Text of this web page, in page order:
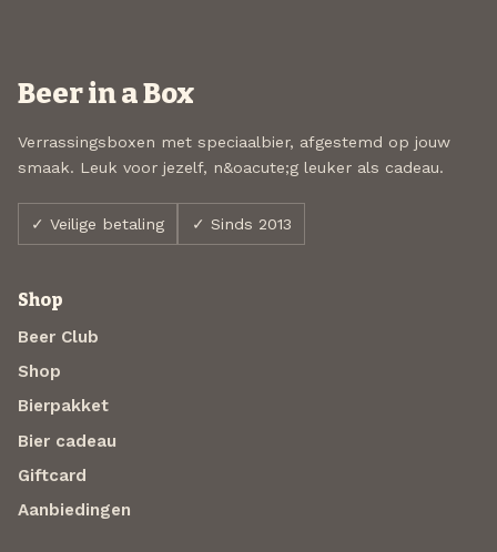
Beer in a Box
Verrassingsboxen met speciaalbier, afgestemd op jouw
smaak. Leuk voor jezelf, n&oacute;g leuker als cadeau.
✓ Veilige betaling ✓ Sinds 2013
Shop
Beer Club
Shop
Bierpakket
Bier cadeau
Giftcard
Aanbiedingen